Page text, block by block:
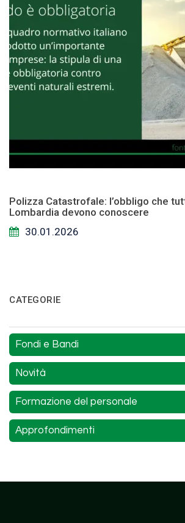
Polizza Catastrofale: l’obbligo che
Lombardia devono conoscere
30.01.2026
CATEGORIE
Fondi e Bandi
Novità
Formazione del personale
Approfondimenti